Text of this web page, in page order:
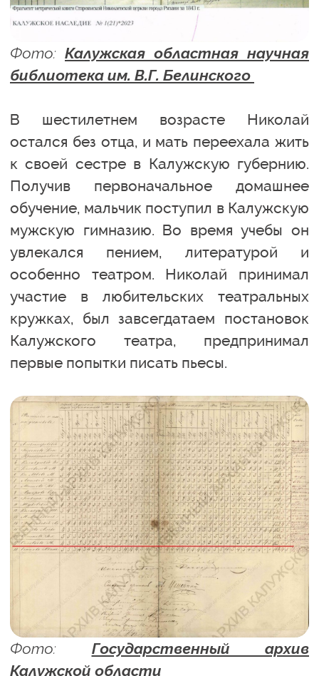
Фото: Калужская областная научная
библиотека им. В.Г. Белинского
В шестилетнем возрасте Николай
остался без отца, и мать переехала жить
к своей сестре в Калужскую губернию.
Получив первоначальное домашнее
обучение, мальчик поступил в Калужскую
мужскую гимназию. Во время учебы он
увлекался пением, литературой и
особенно театром. Николай принимал
участие в любительских театральных
кружках, был завсегдатаем постановок
Калужского театра, предпринимал
первые попытки писать пьесы.
Фото: Государственный архив
Калужской области